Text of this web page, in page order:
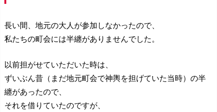
長い間、地元の大人が参加しなかったので、
私たちの町会には半纏がありませんでした。
以前担がせていただいた時は、
ずいぶん昔（まだ地元町会で神輿を担げていた当時）の半
纏があったので、
それを借りていたのですが、